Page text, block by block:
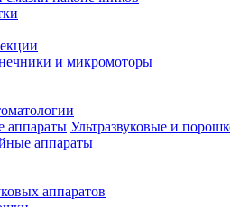
и микромоторы
аппараты Ультразвуковые и
аппараты
аппаратов